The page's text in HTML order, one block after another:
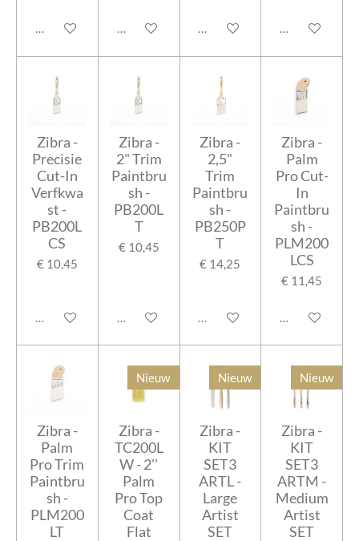
In winkelwagen In winkelwagen In winkelwagen Houd mij op
Zibra -
Precisie
Cut-In
Verfkwa
st -
PB200L
CS
€ 10,45
In winkelwagen
Zibra -
2" Trim
Paintbru
sh -
PB200L
T
€ 10,45
In winkelwagen
Zibra -
2,5"
Trim
Paintbru
sh -
PB250P
T
€ 14,25
In winkelwagen
Zibra -
Palm
Pro Cut-
In
Paintbru
sh -
PLM200
LCS
€ 11,45
In
Zibra -
Palm
Pro Trim
Paintbru
sh -
PLM200
LT
Nieuw
Zibra -
TC200L
W - 2''
Palm
Pro Top
Coat
Flat
Nieuw
Zibra -
KIT
SET3
ARTL -
Large
Artist
SET
Nieuw
Zibra -
KIT
SET3
ARTM -
Medium
Artist
SET